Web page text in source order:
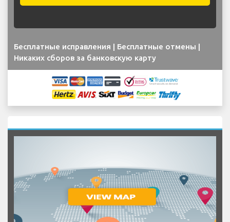
Бесплатные исправления | Бесплатные отмены |
Никаких сборов за банковскую карту